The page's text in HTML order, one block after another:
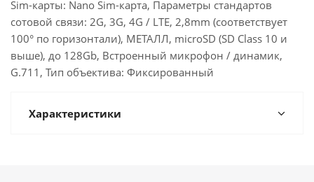
Sim-карты: Nano Sim-карта, Параметры стандартов
сотовой связи: 2G, 3G, 4G / LTE, 2,8mm (соответствует
100° по горизонтали), МЕТАЛЛ, microSD (SD Class 10 и
выше), до 128Gb, Встроенный микрофон / динамик,
G.711, Тип объектива: Фиксированный
Характеристики